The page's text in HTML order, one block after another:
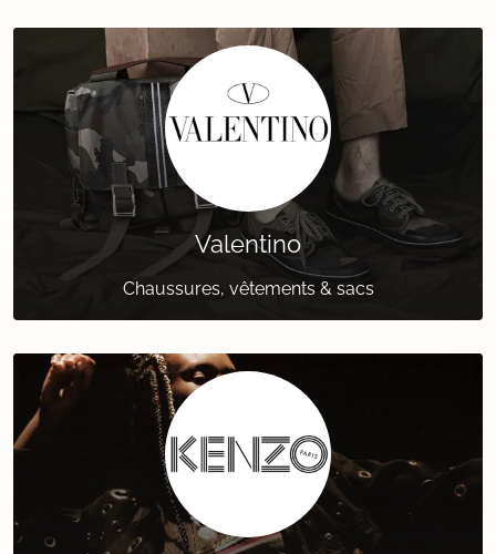
Valentino
Chaussures, vêtements & sacs